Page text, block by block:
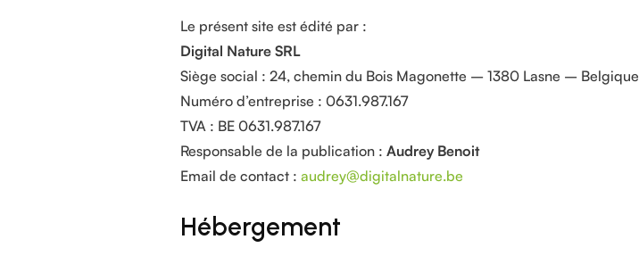
Le présent site est édité par :
Digital Nature SRL
Siège social : 24, chemin du Bois Magonette – 1380 Lasne – Belgique
Numéro d’entreprise : 0631.987.167
TVA : BE 0631.987.167
Responsable de la publication : Audrey Benoit
Email de contact : audrey@digitalnature.be
Hébergement